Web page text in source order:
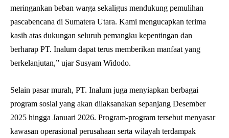
meringankan beban warga sekaligus mendukung pemulihan
pascabencana di Sumatera Utara. Kami mengucapkan terima
kasih atas dukungan seluruh pemangku kepentingan dan
berharap PT. Inalum dapat terus memberikan manfaat yang
berkelanjutan,” ujar Susyam Widodo.
Selain pasar murah, PT. Inalum juga menyiapkan berbagai
program sosial yang akan dilaksanakan sepanjang Desember
2025 hingga Januari 2026. Program-program tersebut menyasar
kawasan operasional perusahaan serta wilayah terdampak